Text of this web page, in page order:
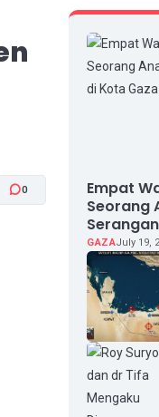
0
Empat
Seorang
GAZAJuly 19,